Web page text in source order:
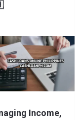
Income,